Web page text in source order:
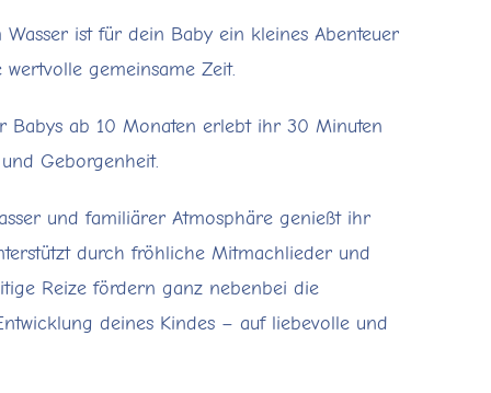
ist für dein Baby ein kleines Abenteuer
gemeinsame Zeit.
Babys ab 10 Monaten erlebt ihr 30 Minuten
Geborgenheit.
und familiärer Atmosphäre genießt ihr
durch fröhliche Mitmachlieder und
Reize fördern ganz nebenbei die
deines Kindes – auf liebevolle und